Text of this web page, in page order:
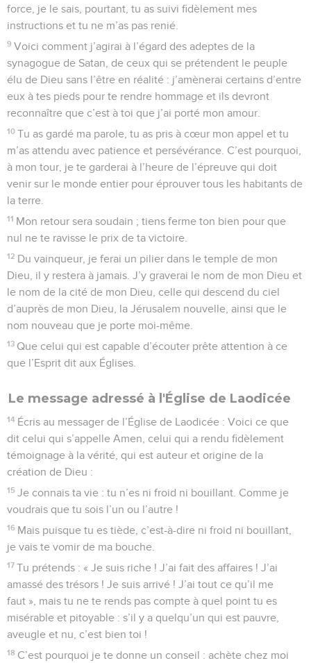
force, je le sais, pourtant, tu as suivi fidèlement mes
instructions et tu ne m’as pas renié.
9 Voici comment j’agirai à l’égard des adeptes de la
synagogue de Satan, de ceux qui se prétendent le peuple
élu de Dieu sans l’être en réalité : j’amènerai certains d’entre
eux à tes pieds pour te rendre hommage et ils devront
reconnaître que c’est à toi que j’ai porté mon amour.
10 Tu as gardé ma parole, tu as pris à cœur mon appel et tu
m’as attendu avec patience et persévérance. C’est pourquoi,
à mon tour, je te garderai à l’heure de l’épreuve qui doit
venir sur le monde entier pour éprouver tous les habitants de
la terre.
11 Mon retour sera soudain ; tiens ferme ton bien pour que
nul ne te ravisse le prix de ta victoire.
12 Du vainqueur, je ferai un pilier dans le temple de mon
Dieu, il y restera à jamais. J’y graverai le nom de mon Dieu et
le nom de la cité de mon Dieu, celle qui descend du ciel
d’auprès de mon Dieu, la Jérusalem nouvelle, ainsi que le
nom nouveau que je porte moi-même.
13 Que celui qui est capable d’écouter prête attention à ce
que l’Esprit dit aux Églises.
Le message adressé à l'Église de Laodicée
14 Écris au messager de l’Église de Laodicée : Voici ce que
dit celui qui s’appelle Amen, celui qui a rendu fidèlement
témoignage à la vérité, qui est auteur et origine de la
création de Dieu :
15 Je connais ta vie : tu n’es ni froid ni bouillant. Comme je
voudrais que tu sois l’un ou l’autre !
16 Mais puisque tu es tiède, c’est-à-dire ni froid ni bouillant,
je vais te vomir de ma bouche.
17 Tu prétends : « Je suis riche ! J’ai fait des affaires ! J’ai
amassé des trésors ! Je suis arrivé ! J’ai tout ce qu’il me
faut », mais tu ne te rends pas compte à quel point tu es
misérable et pitoyable : s’il y a quelqu’un qui est pauvre,
aveugle et nu, c’est bien toi !
18 C’est pourquoi je te donne un conseil : achète chez moi